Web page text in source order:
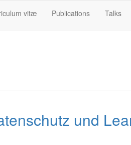
vitæ Publications Talks
und